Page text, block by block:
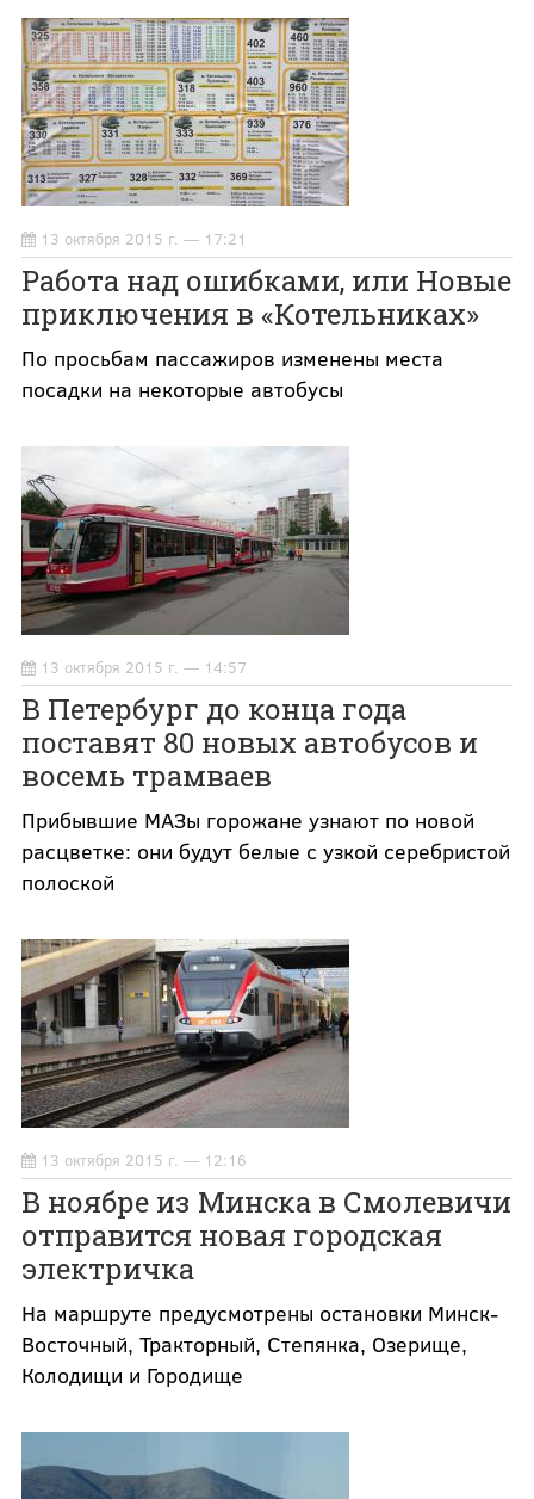
13 октября 2015 г. — 17:21
Работа над ошибками, или Новые
приключения в «Котельниках»
По просьбам пассажиров изменены места
посадки на некоторые автобусы
13 октября 2015 г. — 14:57
В Петербург до конца года
поставят 80 новых автобусов и
восемь трамваев
Прибывшие МАЗы горожане узнают по новой
расцветке: они будут белые с узкой серебристой
полоской
13 октября 2015 г. — 12:16
В ноябре из Минска в Смолевичи
отправится новая городская
электричка
На маршруте предусмотрены остановки Минск-
Восточный, Тракторный, Степянка, Озерище,
Колодищи и Городище